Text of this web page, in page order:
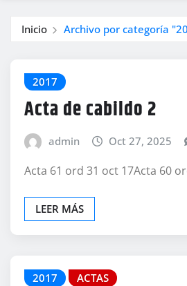
Inicio Archivo por categoría
2017
Acta de cabildo 2
admin Oct 27, 2025
Acta 61 ord 31 oct 17Acta 60
LEER MÁS
2017 ACTAS